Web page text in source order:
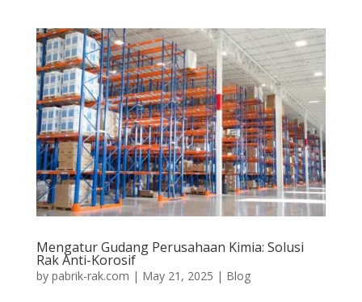
Mengatur Gudang Perusahaan Kimia: Solusi
Rak Anti-Korosif
by pabrik-rak.com | May 21, 2025 | Blog